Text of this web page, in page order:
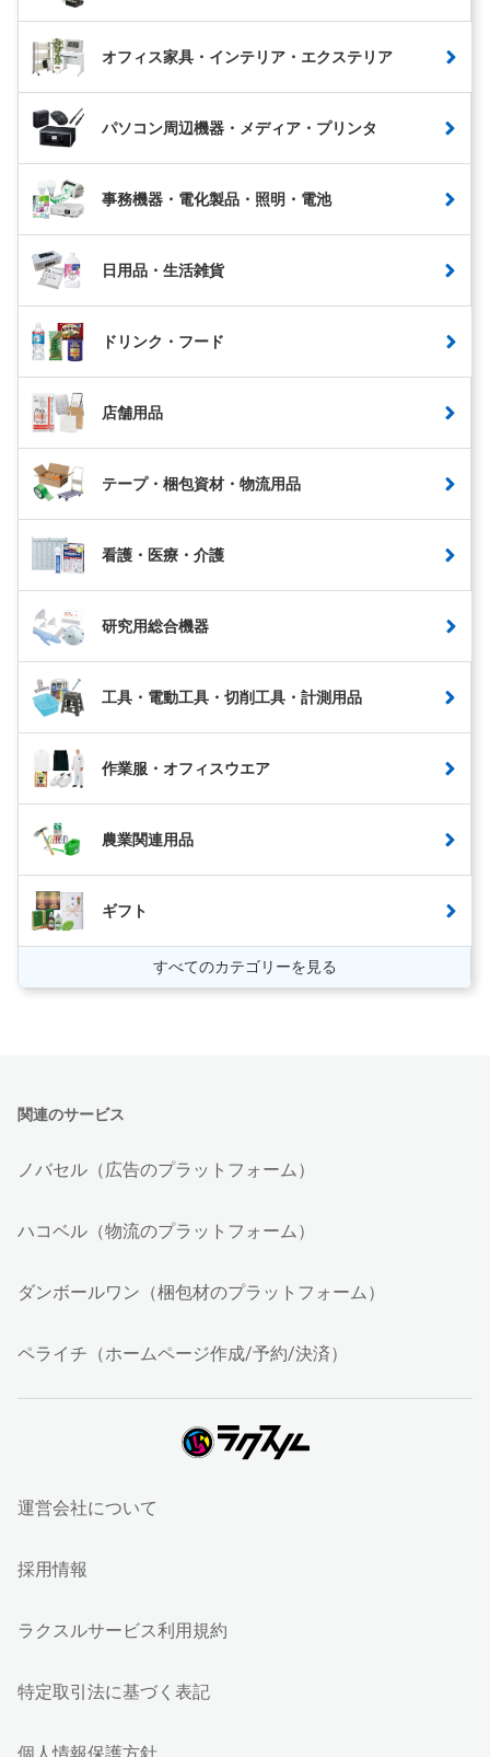
オフィス家具・インテリア・エクステリア
パソコン周辺機器・メディア・プリンタ
事務機器・電化製品・照明・電池
日用品・生活雑貨
ドリンク・フード
店舗用品
テープ・梱包資材・物流用品
看護・医療・介護
研究用総合機器
工具・電動工具・切削工具・計測用品
作業服・オフィスウエア
農業関連用品
ギフト
すべてのカテゴリーを見る
関連のサービス
ノバセル（広告のプラットフォーム）
ハコベル（物流のプラットフォーム）
ダンボールワン（梱包材のプラットフォーム）
ペライチ（ホームページ作成/予約/決済）
運営会社について
採用情報
ラクスルサービス利用規約
特定取引法に基づく表記